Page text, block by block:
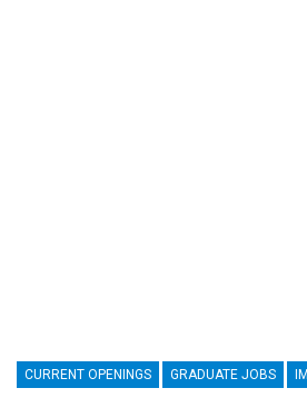
CURRENT OPENINGS GRADUATE JOBS